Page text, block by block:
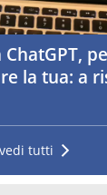
la tua: a
vedi tutti